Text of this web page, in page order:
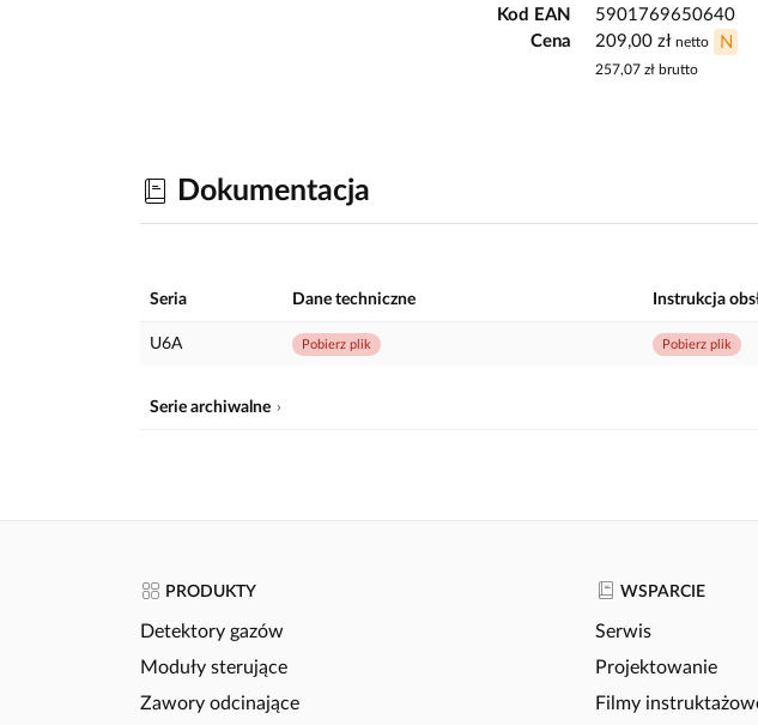
Kod EAN
5901769650640
Cena
209,00 zł netto N
257,07 zł brutto
Dokumentacja
Seria Dane techniczne Instrukcja
U6A Pobierz plik Pobierz plik
Serie archiwalne
PRODUKTY
Detektory gazów
Moduły sterujące
Zawory odcinające
WSPARCIE
Serwis
Projektowanie
Filmy